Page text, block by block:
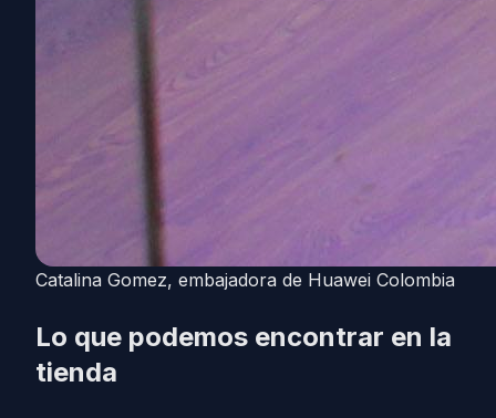
Catalina Gomez, embajadora de Huawei Colombia
Lo que podemos encontrar en la
tienda